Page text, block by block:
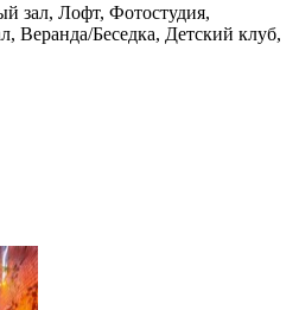
зал, Лофт, Фотостудия,
Веранда/Беседка, Детский клуб,